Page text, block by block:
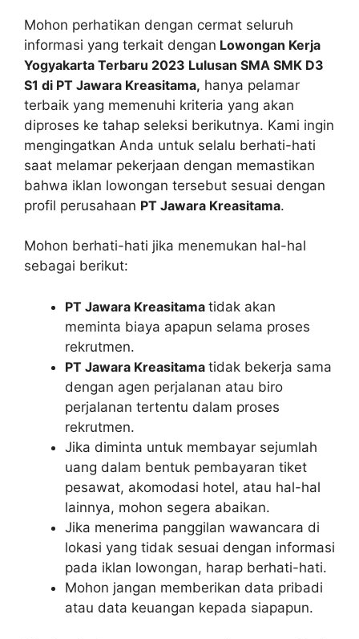
Mohon perhatikan dengan cermat seluruh
informasi yang terkait dengan Lowongan Kerja
Yogyakarta Terbaru 2023 Lulusan SMA SMK D3
S1 di PT Jawara Kreasitama, hanya pelamar
terbaik yang memenuhi kriteria yang akan
diproses ke tahap seleksi berikutnya. Kami ingin
mengingatkan Anda untuk selalu berhati-hati
saat melamar pekerjaan dengan memastikan
bahwa iklan lowongan tersebut sesuai dengan
profil perusahaan PT Jawara Kreasitama.
Mohon berhati-hati jika menemukan hal-hal
sebagai berikut:
PT Jawara Kreasitama tidak akan
meminta biaya apapun selama proses
rekrutmen.
PT Jawara Kreasitama tidak bekerja sama
dengan agen perjalanan atau biro
perjalanan tertentu dalam proses
rekrutmen.
Jika diminta untuk membayar sejumlah
uang dalam bentuk pembayaran tiket
pesawat, akomodasi hotel, atau hal-hal
lainnya, mohon segera abaikan.
Jika menerima panggilan wawancara di
lokasi yang tidak sesuai dengan informasi
pada iklan lowongan, harap berhati-hati.
Mohon jangan memberikan data pribadi
atau data keuangan kepada siapapun.